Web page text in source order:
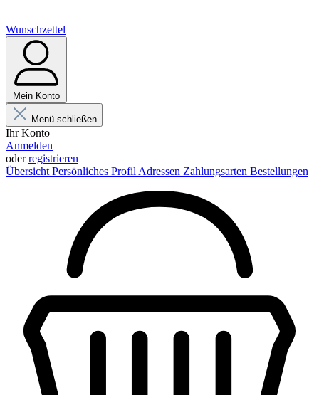
Wunschzettel
Mein Konto
Menü schließen
Ihr Konto
Anmelden
oderregistrieren
Übersicht Persönliches Profil Adressen Zahlungsarten Bestellungen